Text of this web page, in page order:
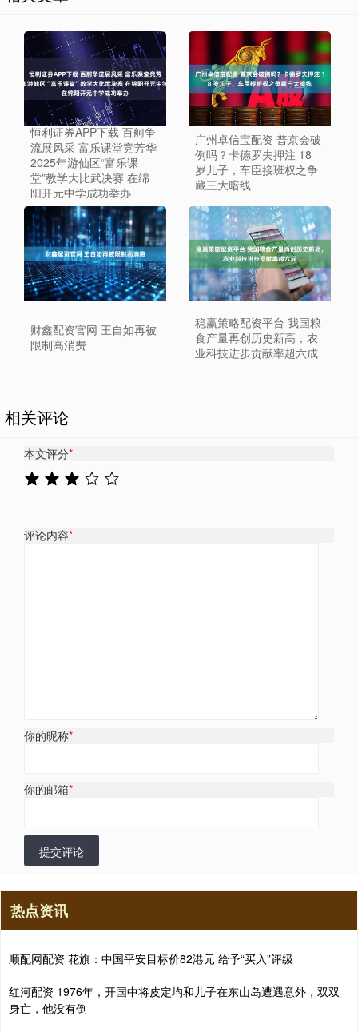
恒利证券APP下载 百舸争
流展风采 富乐课堂竞芳华
2025年游仙区“富乐课
堂”教学大比武决赛 在绵
阳开元中学成功举办
广州卓信宝配资 普京会破
例吗？卡德罗夫押注 18
岁儿子，车臣接班权之争
藏三大暗线
财鑫配资官网 王自如再被
限制高消费
稳赢策略配资平台 我国粮
食产量再创历史新高，农
业科技进步贡献率超六成
相关评论
本文评分*
评论内容*
你的昵称*
你的邮箱*
提交评论
热点资讯
顺配网配资 花旗：中国平安目标价82港元 给予“买入”评级
红河配资 1976年，开国中将皮定均和儿子在东山岛遭遇意外，双双
身亡，他没有倒